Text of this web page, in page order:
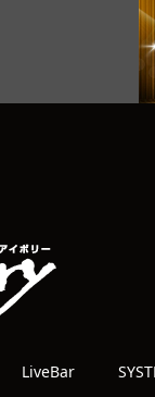
LiveBar